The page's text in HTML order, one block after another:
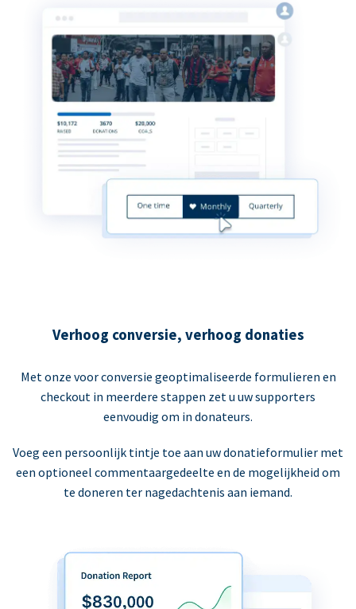
Verhoog conversie, verhoog donaties
Met onze voor conversie geoptimaliseerde formulieren en
checkout in meerdere stappen zet u uw supporters
eenvoudig om in donateurs.
Voeg een persoonlijk tintje toe aan uw donatieformulier met
een optioneel commentaargedeelte en de mogelijkheid om
te doneren ter nagedachtenis aan iemand.